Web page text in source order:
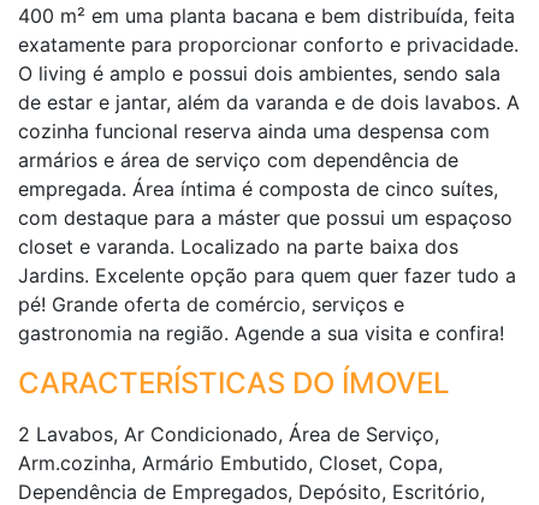
400 m² em uma planta bacana e bem distribuída, feita
exatamente para proporcionar conforto e privacidade.
O living é amplo e possui dois ambientes, sendo sala
de estar e jantar, além da varanda e de dois lavabos. A
cozinha funcional reserva ainda uma despensa com
armários e área de serviço com dependência de
empregada. Área íntima é composta de cinco suítes,
com destaque para a máster que possui um espaçoso
closet e varanda. Localizado na parte baixa dos
Jardins. Excelente opção para quem quer fazer tudo a
pé! Grande oferta de comércio, serviços e
gastronomia na região. Agende a sua visita e confira!
CARACTERÍSTICAS DO ÍMOVEL
2 Lavabos, Ar Condicionado, Área de Serviço,
Arm.cozinha, Armário Embutido, Closet, Copa,
Dependência de Empregados, Depósito, Escritório,